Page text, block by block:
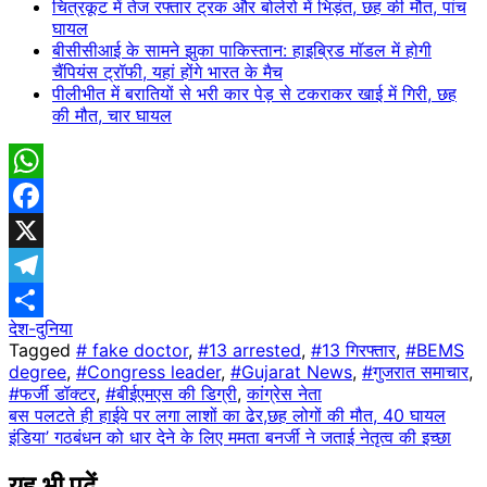
चित्रकूट में तेज रफ्तार ट्रक और बोलेरो में भिड़ंत, छह की मौत, पांच
घायल
बीसीसीआई के सामने झुका पाकिस्तान: हाइब्रिड मॉडल में होगी
चैंपियंस ट्रॉफी, यहां होंगे भारत के मैच
पीलीभीत में बरातियों से भरी कार पेड़ से टकराकर खाई में गिरी, छह
की मौत, चार घायल
WhatsApp
Facebook
X
Telegram
Share
देश-दुनिया
Tagged # fake doctor, #13 arrested, #13 गिरफ्तार, #BEMS
degree, #Congress leader, #Gujarat News, #गुजरात समाचार,
#फर्जी डॉक्टर, #बीईएमएस की डिग्री,कांग्रेस नेता
Post
navigation
बस पलटते ही हाईवे पर लगा लाशों का ढेर,छह लोगों की मौत, 40 घायल
इंडिया’ गठबंधन को धार देने के लिए ममता बनर्जी ने जताई नेतृत्व की इच्छा